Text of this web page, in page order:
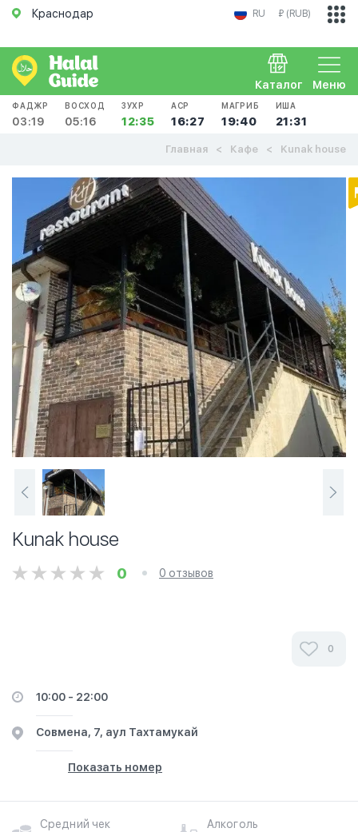
Краснодар RU ₽ (RUB)
Меню
Каталог
ФАДЖР
03:19
ВОСХОД
05:16
ЗУХР
12:35
АСР
16:27
МАГРИБ
19:40
ИША
21:31
Главная Кафе Kunak house
Kunak house
0 0 отзывов
0
10:00 - 22:00
​Совмена, 7, аул Тахтамукай
Показать номер
Средний чек
Алкоголь